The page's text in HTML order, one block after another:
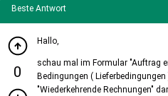
Beste Antwort
0
Hallo,
schau mal im Formular "Auftrag
Bedingungen (
"Wiederkehrende Rechnungen"